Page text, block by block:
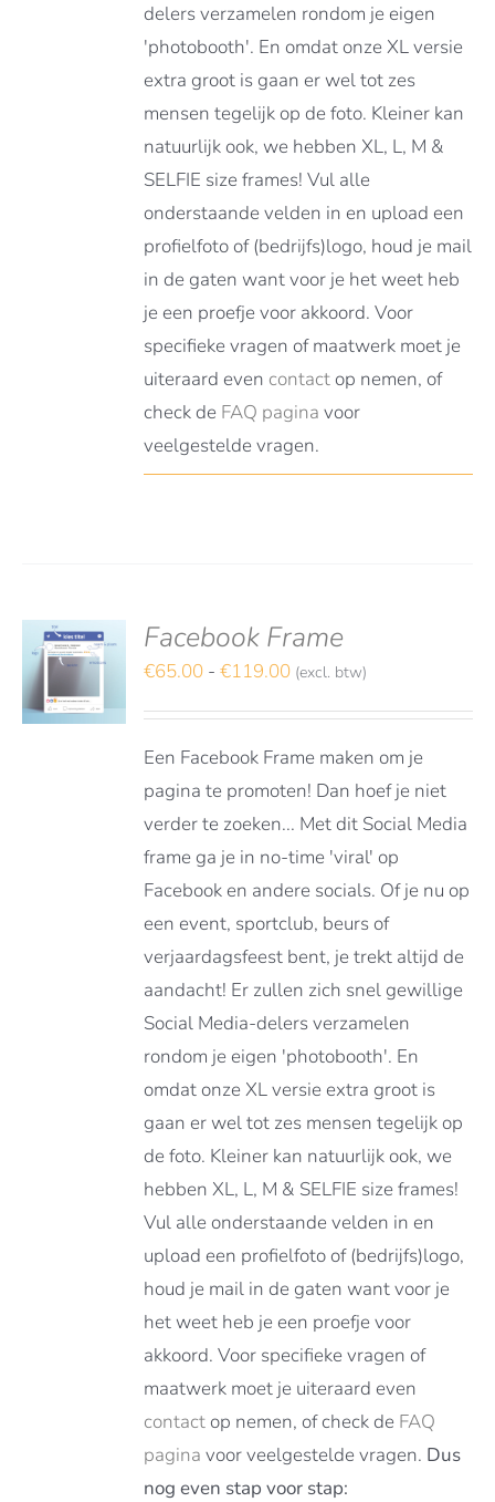
delers verzamelen rondom je eigen
'photobooth'. En omdat onze XL versie
extra groot is gaan er wel tot zes
mensen tegelijk op de foto. Kleiner kan
natuurlijk ook, we hebben XL, L, M &
SELFIE size frames! Vul alle
onderstaande velden in en upload een
profielfoto of (bedrijfs)logo, houd je mail
in de gaten want voor je het weet heb
je een proefje voor akkoord. Voor
specifieke vragen of maatwerk moet je
uiteraard even contactop nemen, of
check de FAQ pagina voor
veelgestelde vragen.
Facebook Frame
€65.00 - €119.00Prijsklasse:
€119.00
(excl. btw)
Een Facebook Frame maken om je
pagina te promoten! Dan hoef je niet
verder te zoeken... Met dit Social Media
frame ga je in no-time 'viral' op
Facebook en andere socials. Of je nu op
een event, sportclub, beurs of
verjaardagsfeest bent, je trekt altijd de
aandacht! Er zullen zich snel gewillige
Social Media-delers verzamelen
rondom je eigen 'photobooth'. En
omdat onze XL versie extra groot is
gaan er wel tot zes mensen tegelijk op
de foto. Kleiner kan natuurlijk ook, we
hebben XL, L, M & SELFIE size frames!
Vul alle onderstaande velden in en
upload een profielfoto of (bedrijfs)logo,
houd je mail in de gaten want voor je
het weet heb je een proefje voor
akkoord. Voor specifieke vragen of
maatwerk moet je uiteraard even
contactop nemen, of check de FAQ
pagina voor veelgestelde vragen. Dus
nog even stap voor stap: